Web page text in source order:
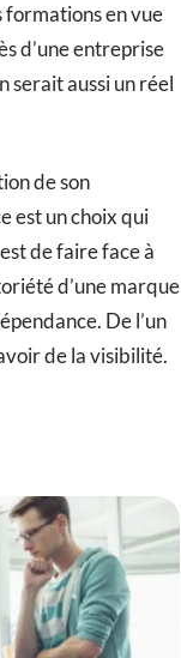
formations en vue
d’une entreprise
serait aussi un réel
de son
est un choix qui
de faire face à
d’une marque
De l’un
de la visibilité.